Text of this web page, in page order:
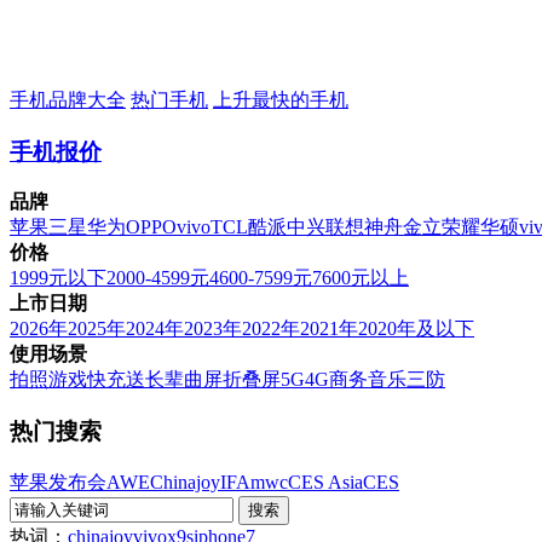
手机品牌大全 热门手机 上升最快的手机
手机报价
品牌
苹果三星华为OPPOvivoTCL酷派中兴联想神舟金立荣耀华硕
价格
1999元以下2000-4599元4600-7599元7600元以上
上市日期
2026年2025年2024年2023年2022年2021年2020年及以下
使用场景
拍照游戏快充送长辈曲屏折叠屏5G4G商务音乐三防
热门搜索
苹果发布会AWEChinajoyIFAmwcCES AsiaCES
热词： chinajoyvivox9siphone7